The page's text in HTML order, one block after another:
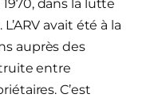
dans la lutte
avait été à la
auprès des
entre
C’est